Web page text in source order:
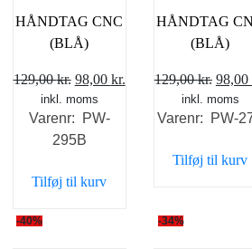
HÅNDTAG CNC
(BLÅ)
129,00kr. Den
oprindelige
pris
var:
98,00 kr.
98,00 kr..
inkl. moms
Varenr: PW-
295B
Tilføj til kurv
HÅNDTAG
(BLÅ)
129,00kr. Den
pris
98,00
inkl. moms
Varenr: PW-
Tilføj til kurv
-40% -34%